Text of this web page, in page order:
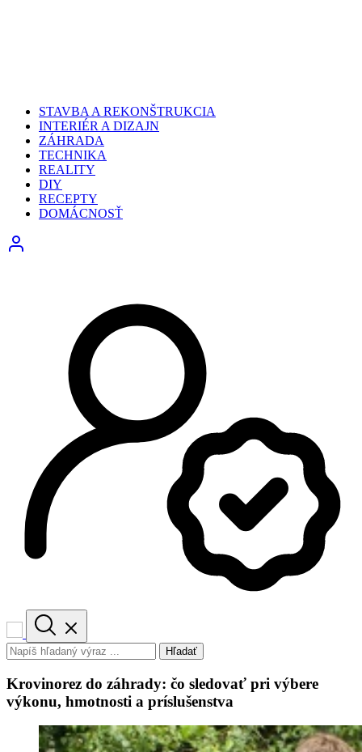
STAVBA A REKONŠTRUKCIA
INTERIÉR A DIZAJN
ZÁHRADA
TECHNIKA
REALITY
DIY
RECEPTY
DOMÁCNOSŤ
Hľadať
Krovinorez do záhrady: čo sledovať pri výbere
výkonu, hmotnosti a príslušenstva